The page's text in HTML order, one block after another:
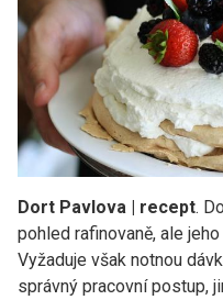
Dort Pavlova | recept.
pohled rafinovaně, ale
Vyžaduje však notnou
správný pracovní postup,